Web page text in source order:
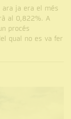
ja era el més
al 0,822%. A
procés
qual no es va fer